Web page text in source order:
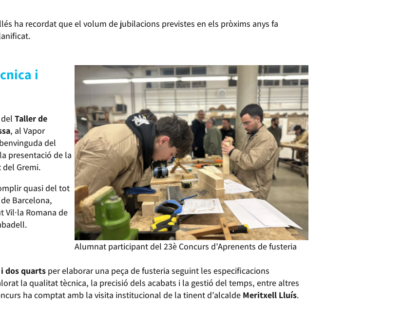
ha recordat que el volum de jubilacions previstes en els pròxims anys fa
i
Taller de
, al Vapor
del
presentació de la
Gremi.
quasi del tot
Barcelona,
Vil·la Romana de
Alumnat participant del 23è Concurs d’Aprenents de fusteria
dos quarts per elaborar una peça de fusteria seguint les especificacions
la qualitat tècnica, la precisió dels acabats i la gestió del temps, entre altres
ha comptat amb la visita institucional de la tinent d’alcalde Meritxell Lluís.